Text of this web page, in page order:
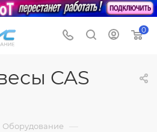
0
CAS
Оборудование —